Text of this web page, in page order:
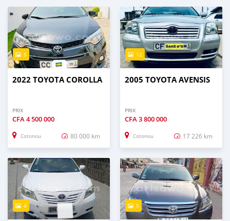
5
2022 TOYOTA COROLLA
PRIX
CFA4 500 000
Cotonou 80 000 km
12
2005 TOYOTA AVENSIS
PRIX
CFA3 800 000
Cotonou 17 226 km
4 5